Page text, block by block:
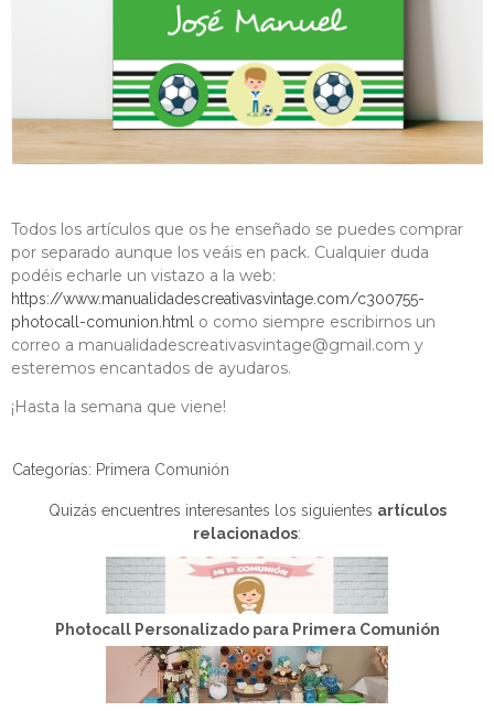
Todos los artículos que os he enseñado se puedes comprar
por separado aunque los veáis en pack. Cualquier duda
podéis echarle un vistazo a la web:
https://www.manualidadescreativasvintage.com/c300755-
photocall-comunion.html o como siempre escribirnos un
correo a manualidadescreativasvintage@gmail.com y
esteremos encantados de ayudaros.
¡Hasta la semana que viene!
Categorías: Primera Comunión
Quizás encuentres interesantes los siguientes artículos
relacionados:
Photocall Personalizado para Primera Comunión